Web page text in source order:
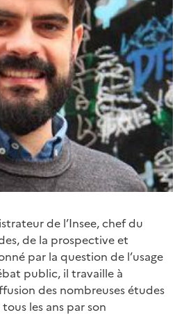
de l’Insee, chef du
de la prospective et
par la question de l’usage
public, il travaille à
des nombreuses études
les ans par son